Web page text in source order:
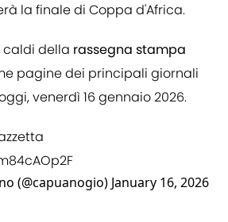
la finale di Coppa d'Africa.
caldi della rassegna stampa
pagine dei principali giornali
venerdì 16 gennaio 2026.
(@capuanogio) January 16, 2026